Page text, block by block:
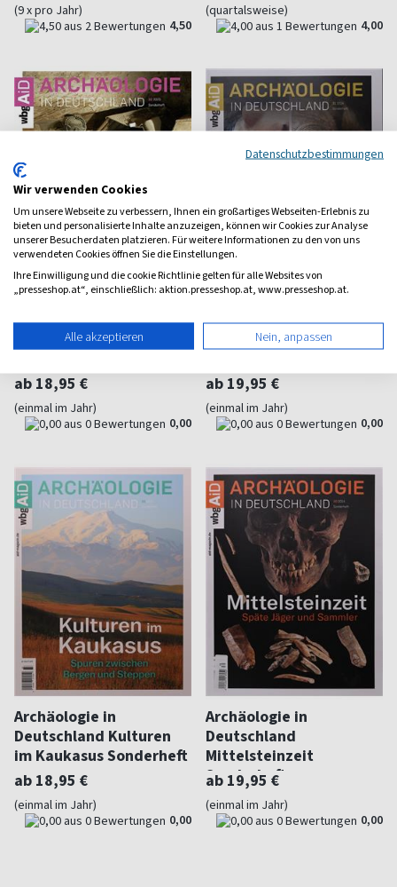
(9 x pro Jahr)
4,50
(quartalsweise)
4,00
Archäologie in
Deutschland Grüfte in
ab 18,95 €
(einmal im Jahr)
0,00
Archäologie in
Deutschland Körperkult
ab 19,95 €
(einmal im Jahr)
0,00
Archäologie in
Deutschland Kulturen
im Kaukasus Sonderheft
ab 18,95 €
(einmal im Jahr)
0,00
Archäologie in
Deutschland
Mittelsteinzeit
Sonderheft
ab 19,95 €
(einmal im Jahr)
0,00
Datenschutzbestimmungen
Wir verwenden Cookies
Um unsere Webseite zu verbessern, Ihnen ein großartiges Webseiten-Erlebnis zu
bieten und personalisierte Inhalte anzuzeigen, können wir Cookies zur Analyse
unserer Besucherdaten platzieren. Für weitere Informationen zu den von uns
verwendeten Cookies öffnen Sie die Einstellungen.
Ihre Einwilligung und die cookie Richtlinie gelten für alle Websites von
„presseshop.at“, einschließlich: aktion.presseshop.at, www.presseshop.at.
Alle akzeptieren Nein, anpassen